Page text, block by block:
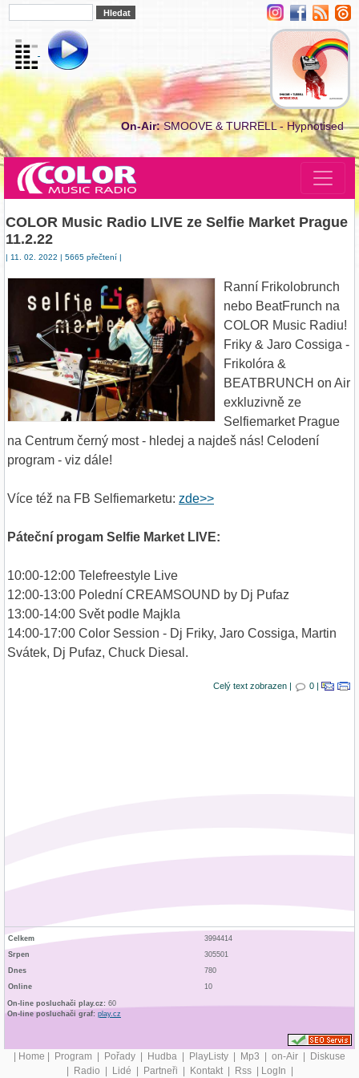
On-Air:SMOOVE & TURRELL - Hypnotised
COLOR Music Radio LIVE ze Selfie Market Prague
11.2.22
| 11. 02. 2022 | 5665 přečtení |
Ranní Frikolobrunch
nebo BeatFrunch na
COLOR Music Radiu!
Friky & Jaro Cossiga -
Frikolóra &
BEATBRUNCH on Air
exkluzivně ze
Selfiemarket Prague
na Centrum černý most - hledej a najdeš nás! Celodení
program - viz dále!
Více též na FB Selfiemarketu: zde>>
Páteční progam Selfie Market LIVE:
10:00-12:00 Telefreestyle Live
12:00-13:00 Polední CREAMSOUND by Dj Pufaz
13:00-14:00 Svět podle Majkla
14:00-17:00 Color Session - Dj Friky, Jaro Cossiga, Martin
Svátek, Dj Pufaz, Chuck Diesal.
Celý text zobrazen | 0 |
Celkem
3994414
Srpen
305501
Dnes
780
Online
10
On-line posluchači play.cz: 60
On-line posluchači graf: play.cz
| Home | Program | Pořady | Hudba | PlayListy | Mp3 | on-Air | Diskuse
| Radio | Lidé | Partneři | Kontakt | Rss | LogIn |